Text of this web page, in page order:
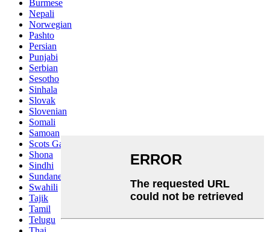
Burmese
Nepali
Norwegian
Pashto
Persian
Punjabi
Serbian
Sesotho
Sinhala
Slovak
Slovenian
Somali
Samoan
Scots Gaelic
Shona
Sindhi
Sundanese
Swahili
Tajik
Tamil
Telugu